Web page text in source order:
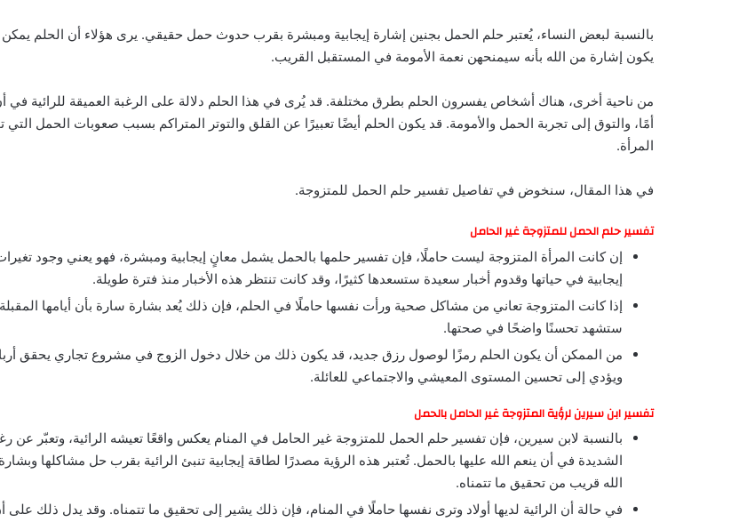
بالنسبة لبعض النساء، يُعتبر حلم الحمل بجنين إشارة إيجابية ومبشرة بقرب حدوث حمل حقيقي. يرى هؤلاء أن الحلم
يكون إشارة من الله بأنه سيمنحهن نعمة الأمومة في المستقبل القريب.
من ناحية أخرى، هناك أشخاص يفسرون الحلم بطرق مختلفة. قد يُرى في هذا الحلم دلالة على الرغبة العميقة للرائية في
أمًا، والتوق إلى تجربة الحمل والأمومة. قد يكون الحلم أيضًا تعبيرًا عن القلق والتوتر المتراكم بسبب صعوبات الحمل التي
المرأة.
في هذا المقال، سنخوض في تفاصيل تفسير حلم الحمل للمتزوجة.
تفسير حلم الحمل للمتزوجة غير الحامل
إن كانت المرأة المتزوجة ليست حاملًا، فإن تفسير حلمها بالحمل يشمل معانٍ إيجابية ومبشرة، فهو يعني وجود
إيجابية في حياتها وقدوم أخبار سعيدة ستسعدها كثيرًا، وقد كانت تنتظر هذه الأخبار منذ فترة طويلة.
إذا كانت المتزوجة تعاني من مشاكل صحية ورأت نفسها حاملًا في الحلم، فإن ذلك يُعد بشارة سارة بأن أيامها المقبلة
ستشهد تحسنًا واضحًا في صحتها.
من الممكن أن يكون الحلم رمزًا لوصول رزق جديد، قد يكون ذلك من خلال دخول الزوج في مشروع تجاري يحقق
ويؤدي إلى تحسين المستوى المعيشي والاجتماعي للعائلة.
تفسير ابن سيرين لرؤية المتزوجة غير الحامل بالحمل
بالنسبة لابن سيرين، فإن تفسير حلم الحمل للمتزوجة غير الحامل في المنام يعكس واقعًا تعيشه الرائية، وتعبّر عن
الشديدة في أن ينعم الله عليها بالحمل. تُعتبر هذه الرؤية مصدرًا لطاقة إيجابية تنبئ الرائية بقرب حل مشاكلها
الله قريب من تحقيق ما تتمناه.
في حالة أن الرائية لديها أولاد وترى نفسها حاملًا في المنام، فإن ذلك يشير إلى تحقيق ما تتمناه. وقد يدل ذلك على